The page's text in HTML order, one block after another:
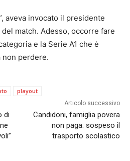
aveva invocato il presidente
match. Adesso, occorre fare
e la Serie A1 che è
non perdere.
playout
di
Articolo successivo
Candidoni, famiglia povera
non paga: sospeso il
trasporto scolastico